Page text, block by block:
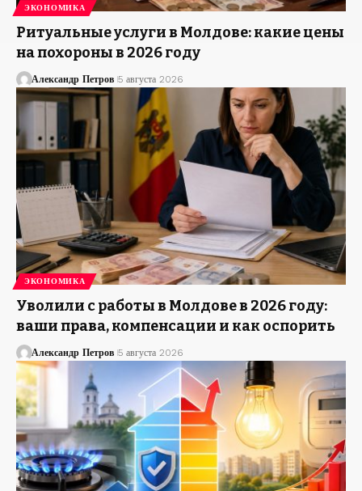
ЭКОНОМИКА
Ритуальные услуги в Молдове: какие цены
на похороны в 2026 году
Александр Петров 5 августа 2026
ЭКОНОМИКА
Уволили с работы в Молдове в 2026 году:
ваши права, компенсации и как оспорить
Александр Петров 5 августа 2026